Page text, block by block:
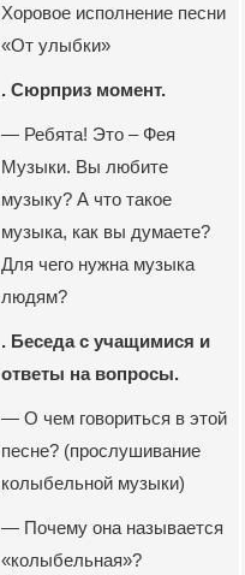
Хоровое исполнение песни
«От улыбки»
. Сюрприз момент.
— Ребята! Это – Фея
Музыки. Вы любите
музыку? А что такое
музыка, как вы думаете?
Для чего нужна музыка
людям?
. Беседа с учащимися и
ответы на вопросы.
— О чем говориться в этой
песне? (прослушивание
колыбельной музыки)
— Почему она называется
«колыбельная»?